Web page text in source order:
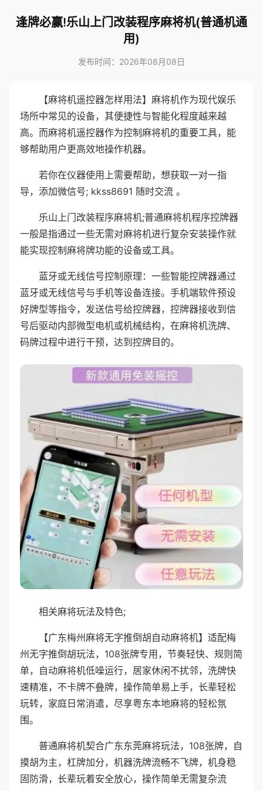
逢牌必赢!乐山上门改装程序麻将机(普通机通
用)
发布时间：2026年08月08日
【麻将机遥控器怎样用法】麻将机作为现代娱乐
场所中常见的设备，其便捷性与智能化程度越来越
高。而麻将机遥控器作为控制麻将机的重要工具，能
够帮助用户更高效地操作机器。
若你在仪器使用上需要帮助，想获取一对一指
导，添加微信号; kkss8691 随时交流 。
乐山上门改装程序麻将机;普通麻将机程序控牌器
一般是指通过一些无需对麻将机进行复杂安装操作就
能实现控制麻将牌功能的设备或工具。
蓝牙或无线信号控制原理：一些智能控牌器通过
蓝牙或无线信号与手机等设备连接。手机端软件预设
好牌型等指令，发送信号给控牌器，控牌器接收到信
号后驱动内部微型电机或机械结构，在麻将机洗牌、
码牌过程中进行干预，达到控牌目的。
相关麻将玩法及特色;
【广东梅州麻将无字推倒胡自动麻将机】适配梅
州无字推倒胡玩法，108张牌专用，节奏轻快、规则简
单，自动麻将机低噪运行，居家休闲不扰邻，洗牌快
速精准，不卡牌不叠牌，操作简单易上手，长辈轻松
玩转，家庭日常消遣，尽享粤东本地麻将的轻松氛
围。
普通麻将机契合广东东莞麻将玩法，108张牌，自
摸胡为主，杠牌加分，机器洗牌流畅不飞牌，机身稳
固防滑，长辈玩着安全放心，操作简单无需复杂流